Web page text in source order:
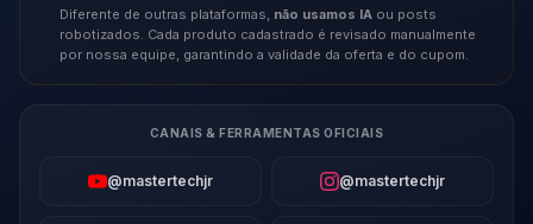
Diferente de outras plataformas, não usamos IA ou posts
robotizados. Cada produto cadastrado é revisado manualmente
por nossa equipe, garantindo a validade da oferta e do cupom.
CANAIS & FERRAMENTAS OFICIAIS
@mastertechjr @mastertechjr